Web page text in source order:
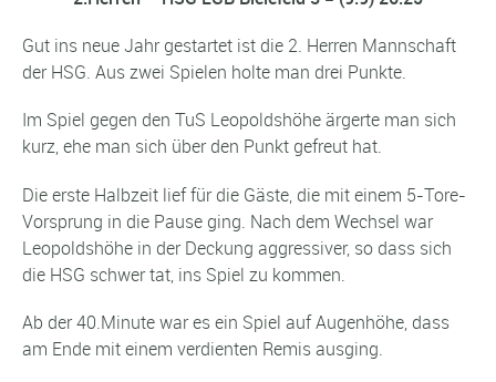
Gut ins neue Jahr gestartet ist die 2. Herren Mannschaft
der HSG. Aus zwei Spielen holte man drei Punkte.
Im Spiel gegen den TuS Leopoldshöhe ärgerte man sich
kurz, ehe man sich über den Punkt gefreut hat.
Die erste Halbzeit lief für die Gäste, die mit einem 5-Tore-
Vorsprung in die Pause ging. Nach dem Wechsel war
Leopoldshöhe in der Deckung aggressiver, so dass sich
die HSG schwer tat, ins Spiel zu kommen.
Ab der 40.Minute war es ein Spiel auf Augenhöhe, dass
am Ende mit einem verdienten Remis ausging.